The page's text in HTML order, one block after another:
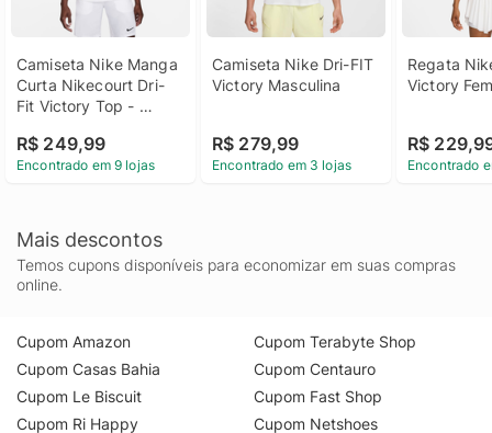
Camiseta Nike Manga
Curta Nikecourt Dri-
Fit Victory Top -
R$ 249,99
Encontrado em 9 lojas
Camiseta Nike Dri-FIT
Victory Masculina
R$ 279,99
Encontrado em 3 lojas
Regata
Victory
R$
Encontrado
Mais descontos
Temos cupons disponíveis para economizar em suas compras
online.
Cupom Amazon
Cupom Casas Bahia
Cupom Le Biscuit
Cupom Ri Happy
Cupom Terabyte Shop
Cupom Centauro
Cupom Fast Shop
Cupom Netshoes